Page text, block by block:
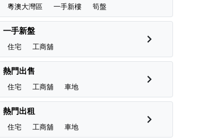
粵澳大灣區 一手新樓 筍盤
一手新盤
住宅 工商舖
熱門出售
住宅 工商舖 車地
熱門出租
住宅 工商舖 車地